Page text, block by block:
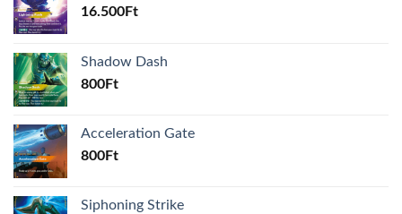
16.500Ft
Shadow Dash
800Ft
Acceleration Gate
800Ft
Siphoning Strike